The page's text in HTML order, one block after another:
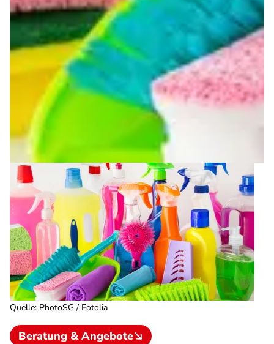
Quelle: PhotoSG / Fotolia
Beratung & Angebote